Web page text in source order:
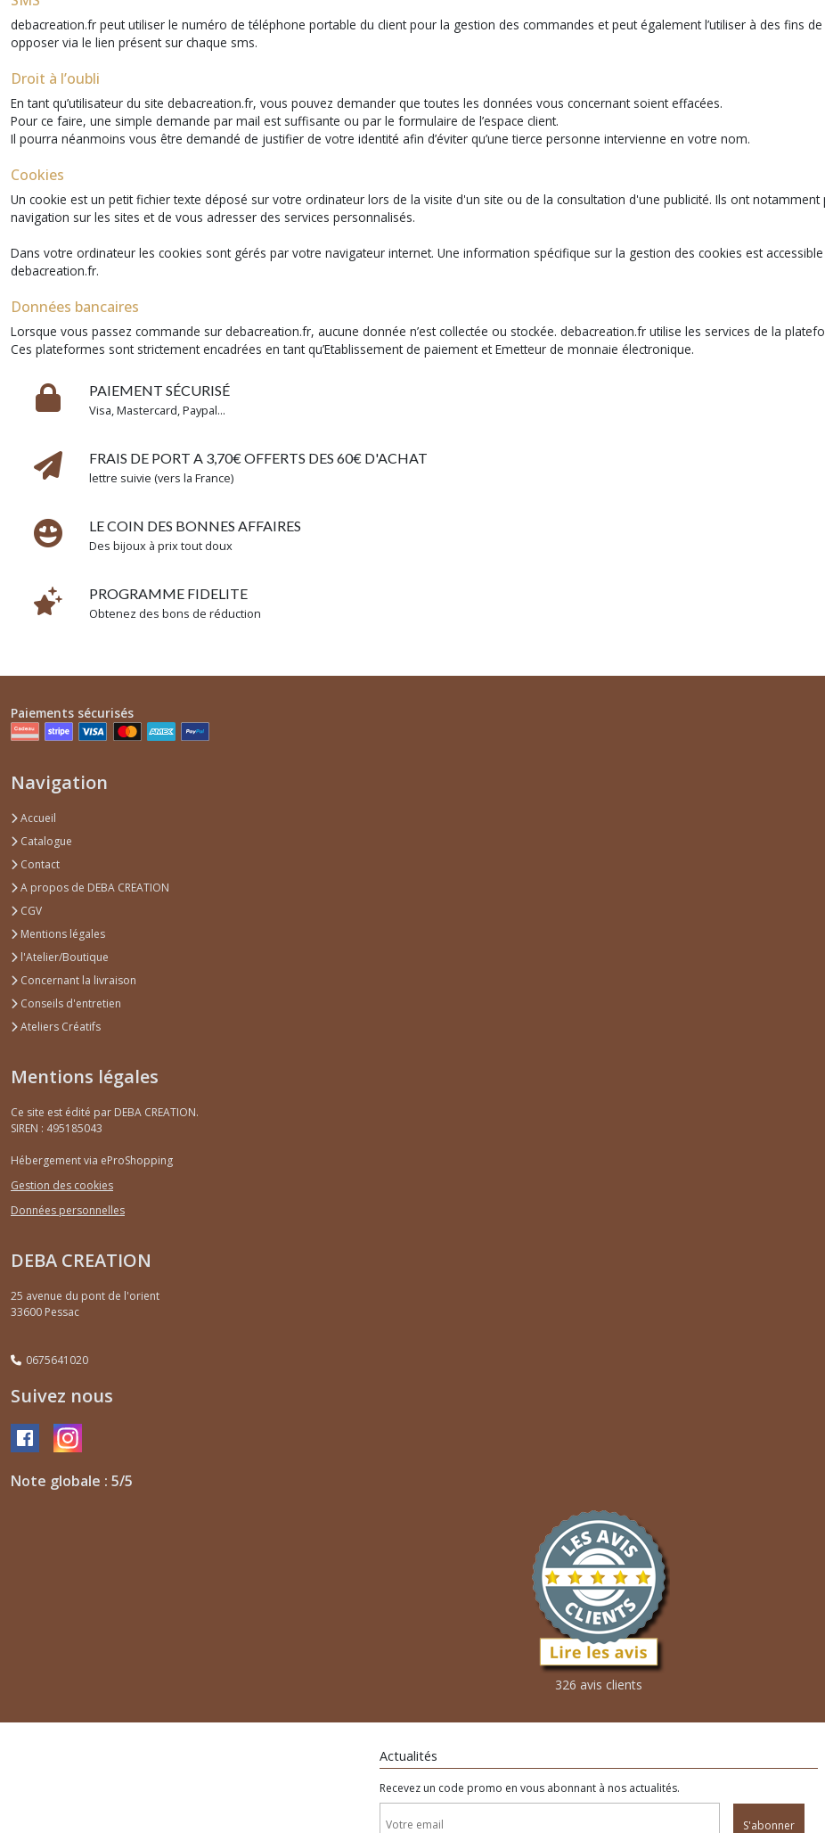
debacreation.fr peut utiliser le numéro de téléphone portable du client pour la gestion des commandes et peut également l’utiliser à des fins
opposer via le lien présent sur chaque sms.
Droit à l’oubli
En tant qu’utilisateur du site debacreation.fr, vous pouvez demander que toutes les données vous concernant soient effacées.
Pour ce faire, une simple demande par mail est suffisante ou par le formulaire de l’espace client.
Il pourra néanmoins vous être demandé de justifier de votre identité afin d’éviter qu’une tierce personne intervienne en votre nom.
Cookies
Un cookie est un petit fichier texte déposé sur votre ordinateur lors de la visite d'un site ou de la consultation d'une publicité. Ils ont
navigation sur les sites et de vous adresser des services personnalisés.
Dans votre ordinateur les cookies sont gérés par votre navigateur internet. Une information spécifique sur la gestion des cookies est
debacreation.fr.
Données bancaires
Lorsque vous passez commande sur debacreation.fr, aucune donnée n’est collectée ou stockée. debacreation.fr utilise les services de la
Ces plateformes sont strictement encadrées en tant qu’Etablissement de paiement et Emetteur de monnaie électronique.
PAIEMENT SÉCURISÉ
Visa, Mastercard, Paypal...
FRAIS DE PORT A 3,70€ OFFERTS DES 60€ D'ACHAT
lettre suivie (vers la France)
LE COIN DES BONNES AFFAIRES
Des bijoux à prix tout doux
PROGRAMME FIDELITE
Obtenez des bons de réduction
Paiements sécurisés
Navigation
Accueil
Catalogue
Contact
A propos de DEBA CREATION
CGV
Mentions légales
l'Atelier/Boutique
Concernant la livraison
Conseils d'entretien
Ateliers Créatifs
Mentions légales
Ce site est édité par DEBA CREATION.
SIREN : 495185043
Hébergement via eProShopping
Gestion des cookies
Données personnelles
DEBA CREATION
25 avenue du pont de l'orient
33600 Pessac
0675641020
Suivez nous
Note globale : 5/5
326 avis clients
Actualités
Recevez un code promo en vous abonnant à nos actualités.
S'abonner